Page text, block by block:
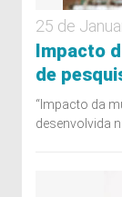
25 de
Impacto
de
“Impacto da
desenvolvida